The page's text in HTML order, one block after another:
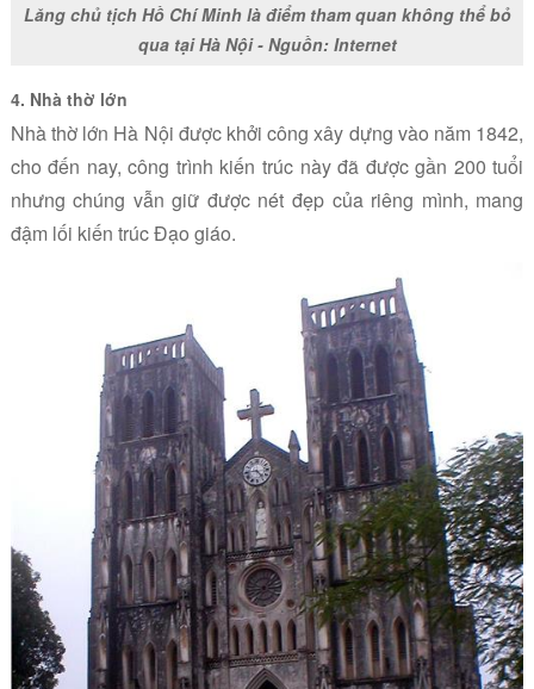
Lăng chủ tịch Hồ Chí Minh là điểm tham quan không thể bỏ
qua tại Hà Nội - Nguồn: Internet
4. Nhà thờ lớn
Nhà thờ lớn Hà Nội được khởi công xây dựng vào năm 1842,
cho đến nay, công trình kiến trúc này đã được gần 200 tuổi
nhưng chúng vẫn giữ được nét đẹp của riêng mình, mang
đậm lối kiến trúc Đạo giáo.